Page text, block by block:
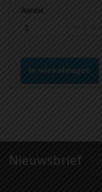
Aantal
In winkelwagen
Nieuwsbrief